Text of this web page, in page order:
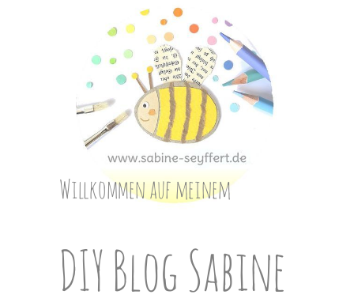
Willkommen auf meinem
DIY Blog Sabine